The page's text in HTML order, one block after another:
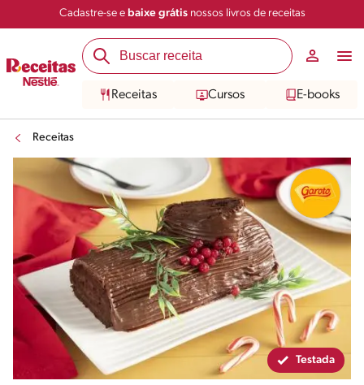
Cadastre-se e baixe grátisnossos livros de receitas
Receitas Cursos E-books
Receitas
Salvar Compartilhar
Testada